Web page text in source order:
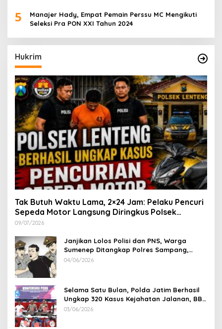
5
Manajer Hady, Empat Pemain Perssu MC Mengikuti
Seleksi Pra PON XXI Tahun 2024
Hukrim
Tak Butuh Waktu Lama, 2×24 Jam: Pelaku Pencuri
Sepeda Motor Langsung Diringkus Polsek
Lenteng di Wilayah Manding
09/07/2026
Janjikan Lolos Polisi dan PNS, Warga
Sumenep Ditangkap Polres Sampang,
Korban Rugi Rp 600 juta
04/06/2026
Selama Satu Bulan, Polda Jatim Berhasil
Ungkap 320 Kasus Kejahatan Jalanan, BB
100 Sepeda Motor dan 12 Mobil Diamankan
03/06/2026